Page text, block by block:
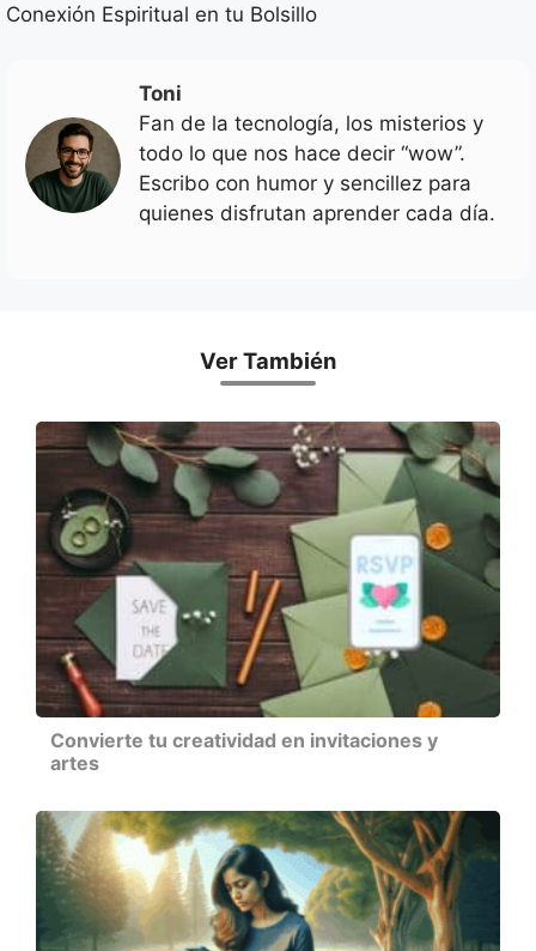
Conexión Espiritual en tu Bolsillo
Toni
Fan de la tecnología, los misterios y
todo lo que nos hace decir “wow”.
Escribo con humor y sencillez para
quienes disfrutan aprender cada día.
Ver También
Convierte tu creatividad en invitaciones y
artes